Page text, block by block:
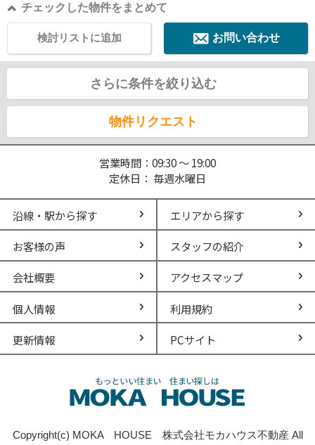
チェックした物件をまとめて
お問い合わせ
検討リストに追加
さらに条件を絞り込む
物件リクエスト
営業時間：09:30 ～ 19:00
定休日： 毎週水曜日
沿線・駅から探す エリアから探す
お客様の声 スタッフの紹介
会社概要 アクセスマップ
個人情報 利用規約
更新情報 PCサイト
Copyright(c) MOKA HOUSE 株式会社モカハウス不動産 All